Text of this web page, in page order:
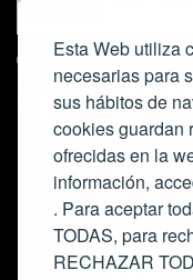
Esta Web utiliza
necesarias para
sus hábitos de
cookies guardan
ofrecidas en la
información,
. Para aceptar
TODAS, para
RECHAZAR
Colabora: